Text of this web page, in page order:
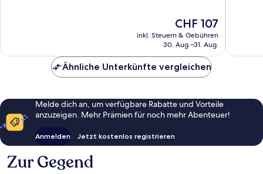
Der
Preis
beträgt
CHF 107
inkl. Steuern & Gebühren
30. Aug.–31. Aug.
Ähnliche Unterkünfte vergleichen
Melde dich an, um verfügbare Rabatte und Vorteile
anzuzeigen. Mehr Prämien für noch mehr Abenteuer!
Anmelden Jetzt kostenlos registrieren
Zur Gegend